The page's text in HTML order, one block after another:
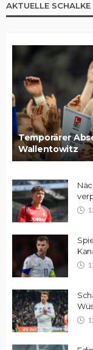
AKTUELLE SCHALKE
Temporärer
Wallentowitz